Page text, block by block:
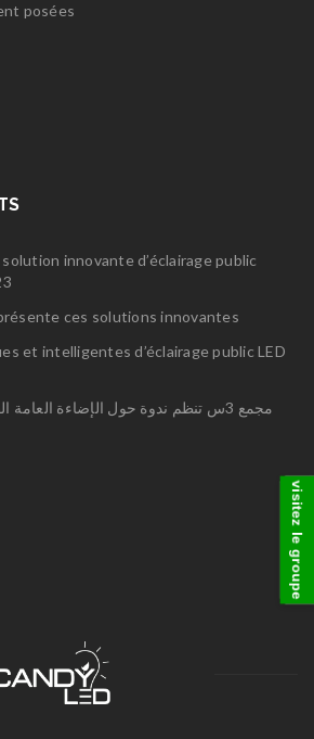
posées
innovante d’éclairage public
ces solutions innovantes
et intelligentes d’éclairage public LED
مجمع 3س تنظم ندوة حول الإضاءة
visitez le groupe